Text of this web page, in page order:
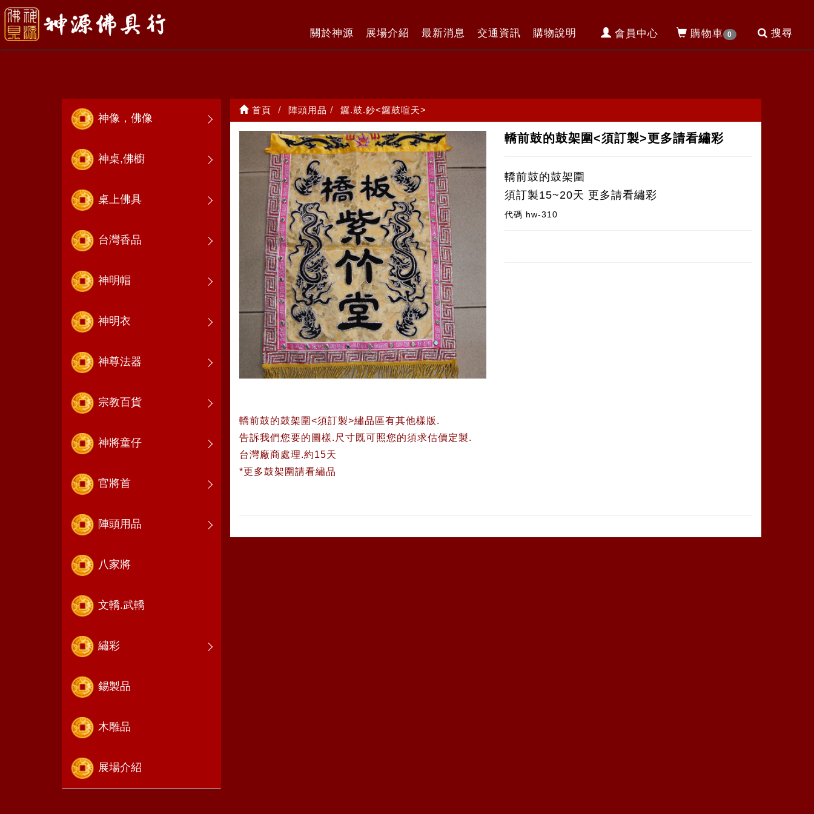
會員中心 購物車 0 搜尋
關於神源 展場介紹 最新消息 交通資訊 購物說明
鑼.鼓.鈔<鑼鼓喧天>
神像，佛像
神桌,佛櫥
桌上佛具
台灣香品
神明帽
神明衣
神尊法器
宗教百貨
神將童仔
官將首
陣頭用品
八家將
文轎.武轎
繡彩
錫製品
木雕品
展場介紹
首頁 陣頭用品 鑼.鼓.鈔<鑼鼓喧天>
轎前鼓的鼓架圍<須訂製>更多請看繡彩
轎前鼓的鼓架圍
須訂製15~20天 更多請看繡彩
代碼 hw-310
轎前鼓的鼓架圍<須訂製>繡品區有其他樣版.
告訴我們您要的圖樣.尺寸既可照您的須求估價定製.
台灣廠商處理.約15天
*更多鼓架圍請看繡品